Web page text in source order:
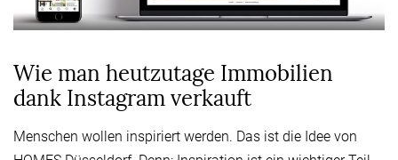
Wie man heutzutage Immobilien
dank Instagram verkauft
Menschen wollen inspiriert werden. Das ist die Idee von